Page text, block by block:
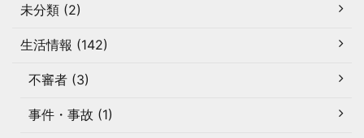
未分類 (2)
生活情報 (142)
不審者 (3)
事件・事故 (1)